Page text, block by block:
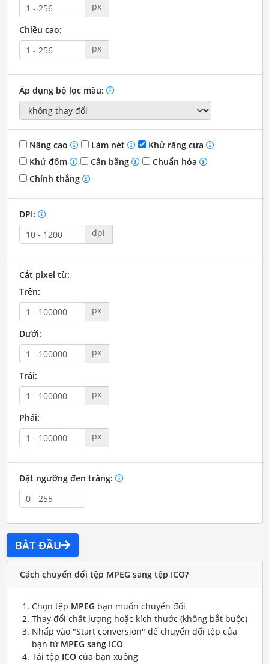
px
Chiều cao:
px
Áp dụng bộ lọc màu:
Nâng cao Làm nét
Khử răng cưa
Khử đốm
Cân bằng
Chuẩn hóa
Chỉnh thẳng
DPI:
dpi
Cắt pixel từ:
Trên:
px
Dưới:
px
Trái:
px
Phải:
px
Đặt ngưỡng đen trắng:
BẮT ĐẦU
Cách chuyển đổi tệp MPEG sang tệp ICO?
Chọn tệp MPEG bạn muốn chuyển đổi
Thay đổi chất lượng hoặc kích thước (không bắt buộc)
Nhấp vào "Start conversion" để chuyển đổi tệp của
bạn từ MPEG sang ICO
Tải tệp ICOcủa bạn xuống